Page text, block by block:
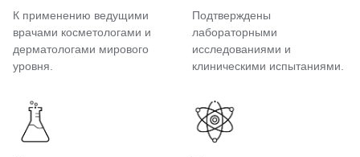
К применению ведущими
врачами косметологами и
дерматологами мирового
уровня.
Подтверждены
лабораторными
исследованиями и
клиническими испытаниями.